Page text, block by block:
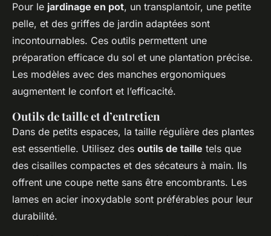
Pour le jardinage en pot, un transplantoir, une petite
pelle, et des griffes de jardin adaptées sont
incontournables. Ces outils permettent une
préparation efficace du sol et une plantation précise.
Les modèles avec des manches ergonomiques
augmentent le confort et l’efficacité.
Outils de taille et d’entretien
Dans de petits espaces, la taille régulière des plantes
est essentielle. Utilisez des outils de taille tels que
des cisailles compactes et des sécateurs à main. Ils
offrent une coupe nette sans être encombrants. Les
lames en acier inoxydable sont préférables pour leur
durabilité.